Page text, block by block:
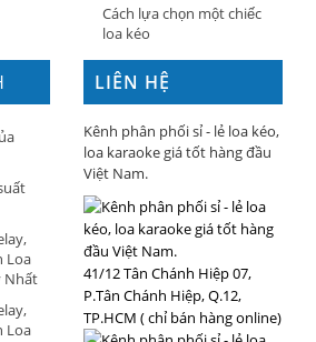
Cách lựa chọn một chiếc
loa kéo
Loa
Nhất
Loa
LIÊN HỆ
Kênh phân phối sỉ - lẻ loa kéo,
loa karaoke giá tốt hàng đầu
Việt Nam.
41/12 Tân Chánh Hiệp 07,
P.Tân Chánh Hiệp, Q.12,
TP.HCM ( chỉ bán hàng online)